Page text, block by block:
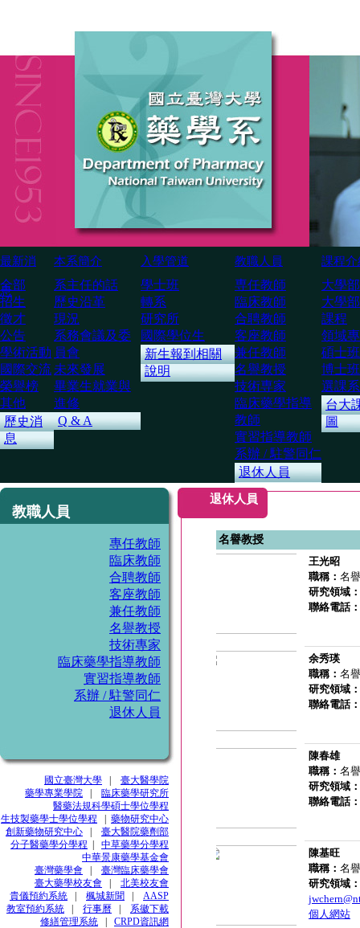
最新消
息
本系簡介 入學管道 教職人員 課程介
全部
招生
徵才
公告
學術活動
國際交流
榮譽榜
其他
歷史消
息
系主任的話
歷史沿革
現況
系務會議及委
員會
未來發展
畢業生就業與
進修
Q & A
學士班
轉系
研究所
國際學位生
新生報到相關
說明
専任教師
臨床教師
合聘教師
客座教師
兼任教師
名譽教授
技術専家
臨床藥學指導
教師
實習指導教師
系辦 / 駐警同仁
退休人員
大學部
大學
課程
領域
碩士班
博士班
選課
台大
圖
教職人員
專任教師
臨床教師
合聘教師
客座教師
兼任教師
名譽教授
技術專家
臨床藥學指導教師
實習指導教師
系辦 / 駐警同仁
退休人員
國立臺灣大學
臺大醫學院
藥學專業學院
臨床藥學研究所
醫藥法規科學碩士學位學程
生技製藥學士學位學程
藥物研究中心
創新藥物研究中心
臺大醫院藥劑部
分子醫藥學分學程
中草藥學分學程
中華景康藥學基金會
臺灣藥學會
臺灣臨床藥學會
臺大藥學校友會
北美校友會
貴儀預約系統
楓城新聞
AASP
教室預約系統
行事曆
系徽下載
修繕管理系統
CRPD資訊網
退休人員
名譽教授
王光昭
職稱： 名
研究領域：
聯絡電話：
余秀瑛
職稱： 名
研究領域：
聯絡電話：
陳春雄
職稱： 名
研究領域：
聯絡電話：
陳基旺
職稱： 名
研究領域：
個人網站